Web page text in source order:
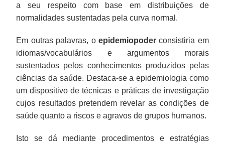
a seu respeito com base em distribuições de
normalidades sustentadas pela curva normal.
Em outras palavras, o epidemiopoderconsistiria em
idiomas/vocabulários e argumentos morais
sustentados pelos conhecimentos produzidos pelas
ciências da saúde. Destaca-se a epidemiologia como
um dispositivo de técnicas e práticas de investigação
cujos resultados pretendem revelar as condições de
saúde quanto a riscos e agravos de grupos humanos.
Isto se dá mediante procedimentos e estratégias